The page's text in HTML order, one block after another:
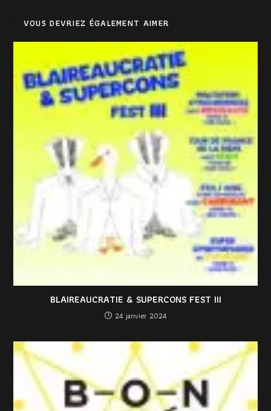
VOUS DEVRIEZ ÉGALEMENT AIMER
BLAIREAUCRATIE & SUPERCONS FEST III
24 janvier 2024